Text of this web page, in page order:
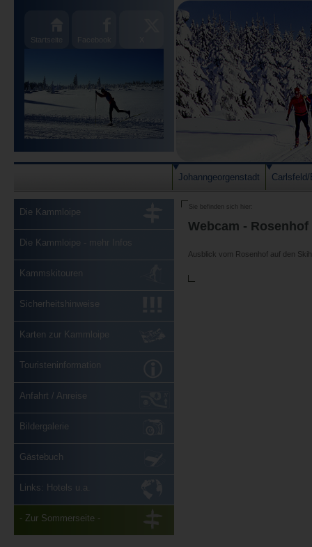
Startseite Facebook
Johanngeorgenstadt
Die Kammloipe
Die Kammloipe - mehr Infos
Kammskitouren
Sicherheitshinweise
Karten zur Kammloipe
Touristeninformation
Anfahrt / Anreise
Bildergalerie
Gästebuch
Links: Hotels u.a.
- Zur Sommerseite -
Sie befinden sich hier:
Webcam - Rosenhof
Ausblick vom Rosenhof auf den